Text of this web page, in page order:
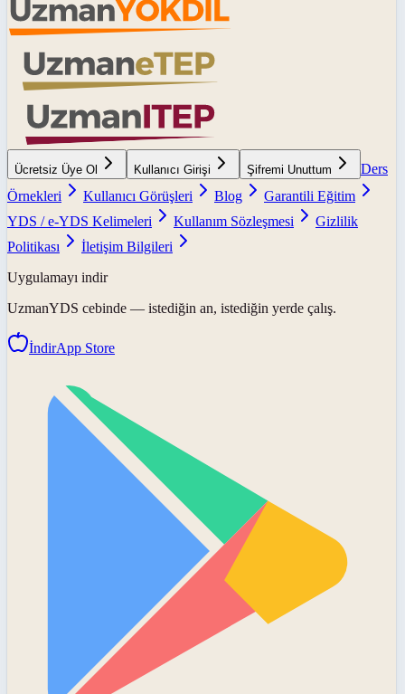
Ücretsiz Üye Ol Kullanıcı Girişi Şifremi Unuttum
Ders
Örnekleri
Kullanıcı Görüşleri Blog
Garantili Eğitim
YDS / e-YDS Kelimeleri
Kullanım Sözleşmesi
Gizlilik
Politikası
İletişim Bilgileri
Uygulamayı indir
UzmanYDS cebinde — istediğin an, istediğin yerde çalış.
İndirApp Store